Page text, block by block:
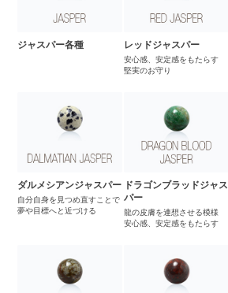
ジャスパー各種 レッドジャスパー
安心感、安定感をもたらす
堅実のお守り
ダルメシアンジャスパー
自分自身を見つめ直すことで
夢や目標へと近づける
ドラゴンブラッドジャス
パー
龍の皮膚を連想させる模様
安心感、安定感をもたらす